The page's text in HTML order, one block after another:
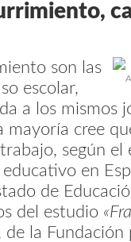
son las
escolar,
a los mismos
mayoría cree
según el
en
de
del estudio
de la Fundación